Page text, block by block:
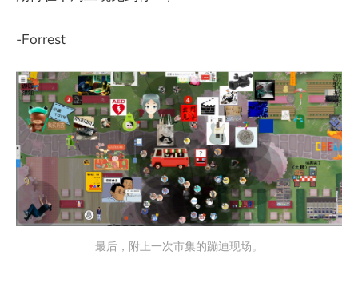
-Forrest
最后，附上一次市集的蹦迪现场。